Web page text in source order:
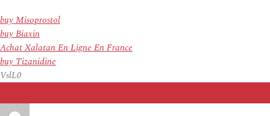
buy Misoprostol
buy Biaxin
Achat Xalatan En Ligne En France
buy Tizanidine
VslL0